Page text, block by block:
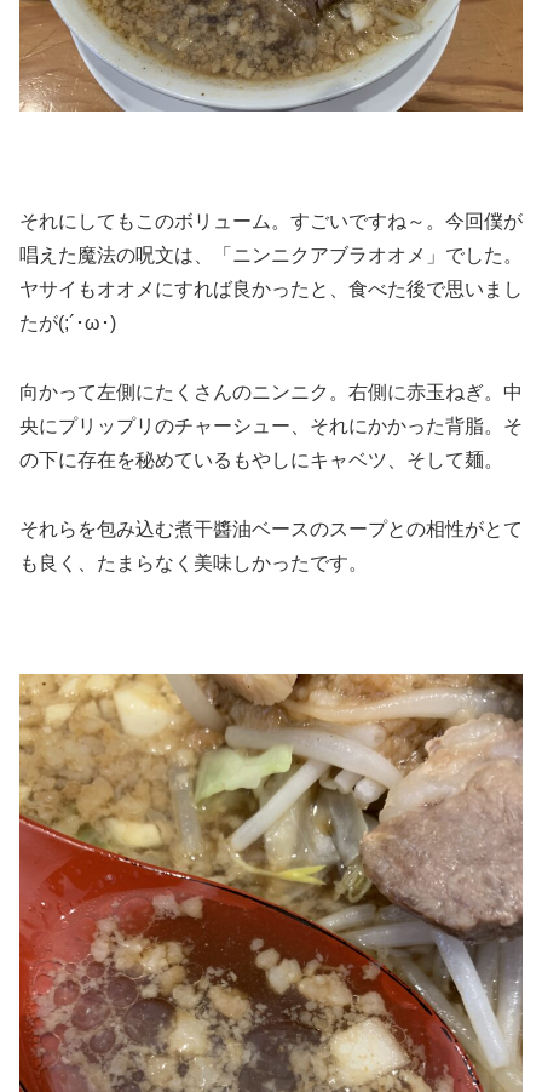
それにしてもこのボリューム。すごいですね～。今回僕が
唱えた魔法の呪文は、「ニンニクアブラオオメ」でした。
ヤサイもオオメにすれば良かったと、食べた後で思いまし
たが(;´･ω･)
向かって左側にたくさんのニンニク。右側に赤玉ねぎ。中
央にプリップリのチャーシュー、それにかかった背脂。そ
の下に存在を秘めているもやしにキャベツ、そして麺。
それらを包み込む煮干醬油ベースのスープとの相性がとて
も良く、たまらなく美味しかったです。